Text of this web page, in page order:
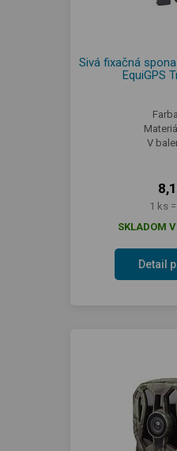
Sivá fixačná
EquiGPS
V
1 ks
SKLADOM
Detail